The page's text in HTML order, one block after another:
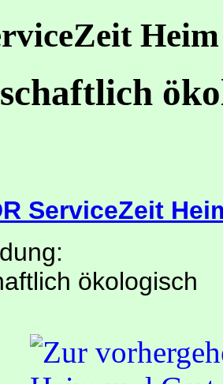
ServiceZeit
ökologisch